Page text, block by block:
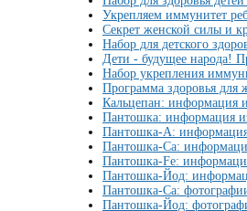
Укрепляем иммунитет
Секрет женской силы и
Набор для детского
Дети - будущее народа!
Набор укрепления
Программа здоровья
Кальцепан: информация
Пантошка: информация
Пантошка-А:
Пантошка-Ca:
Пантошка-Fe:
Пантошка-Йод:
Пантошка-Ca:
Пантошка-Йод: